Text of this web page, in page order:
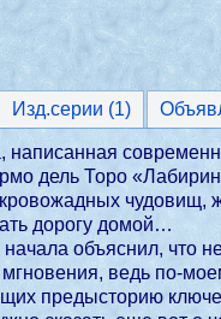
Изд.серии (1)
написанная
дель Торо
дорогу домой…
объяснил, что
ведь по-
предысторию